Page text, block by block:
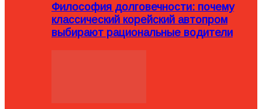
Философия долговечности: почему
классический корейский автопром
выбирают рациональные водители